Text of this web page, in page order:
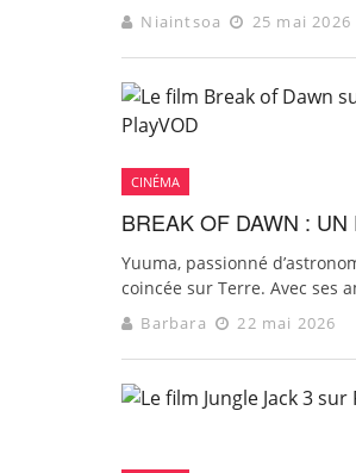
Niaintsoa 25 mai 2026
CINÉMA
BREAK OF DAWN :
Yuuma, passionné
coincée sur Terre. Avec ses
Barbara 22 mai 2026